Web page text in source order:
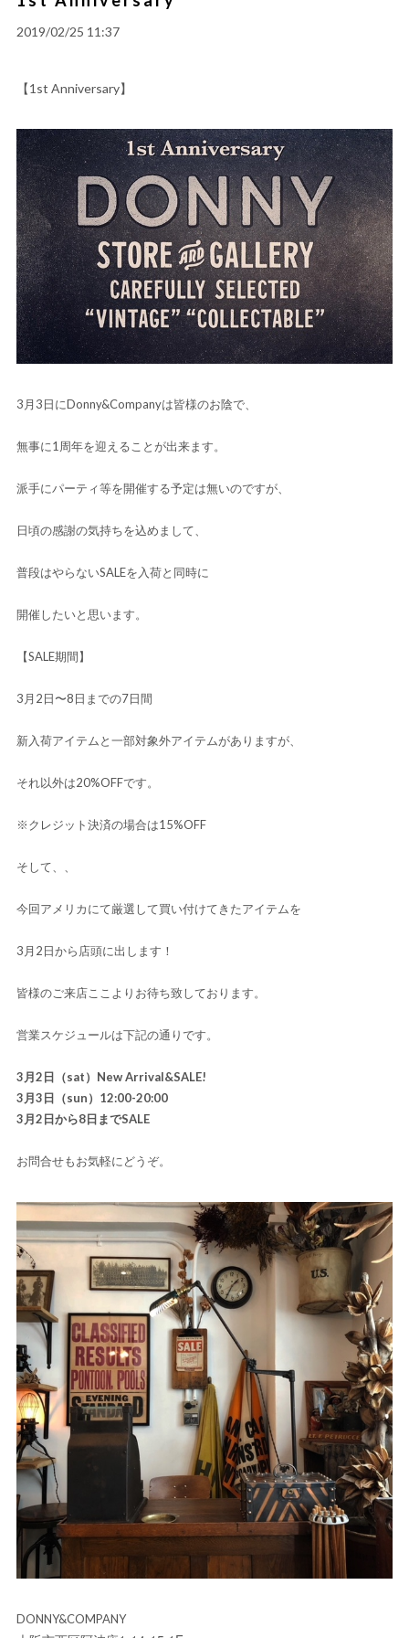
2019/02/25 11:37
【1st Anniversary】
3月3日にDonny&Companyは皆様のお陰で、
無事に1周年を迎えることが出来ます。
派手にパーティ等を開催する予定は無いのですが、
日頃の感謝の気持ちを込めまして、
普段はやらないSALEを入荷と同時に
開催したいと思います。
【SALE期間】
3月2日〜8日までの7日間
新入荷アイテムと一部対象外アイテムがありますが、
それ以外は20%OFFです。
※クレジット決済の場合は15%OFF
そして、、
今回アメリカにて厳選して買い付けてきたアイテムを
3月2日から店頭に出します！
皆様のご来店ここよりお待ち致しております。
営業スケジュールは下記の通りです。
3月2日（sat）New Arrival&SALE!
3月3日（sun）12:00-20:00
3月2日から8日までSALE
お問合せもお気軽にどうぞ。
DONNY&COMPANY